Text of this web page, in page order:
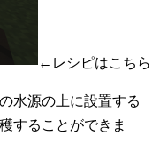
←レシピはこちら
水源の上に設置する
することができま